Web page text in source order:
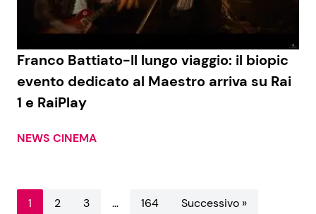
Franco Battiato-Il lungo viaggio: il biopic
evento dedicato al Maestro arriva su Rai
1 e RaiPlay
NEWS CINEMA
1 2 3 … 164 Successivo »